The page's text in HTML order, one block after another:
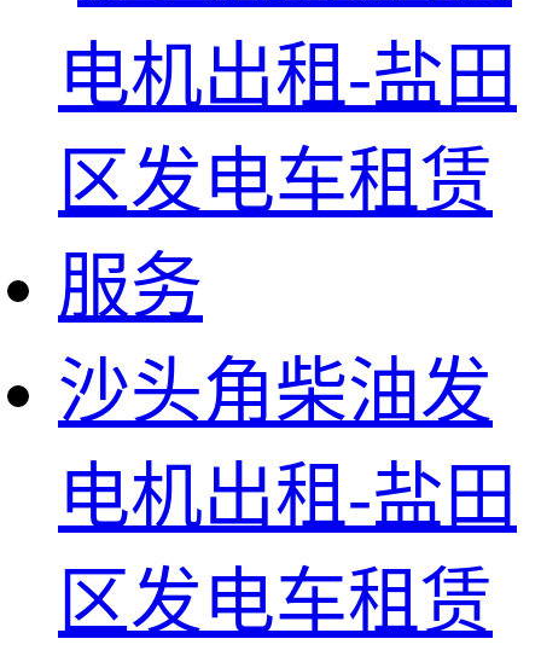
沙头角柴油发
电机出租-盐田
区发电车租赁